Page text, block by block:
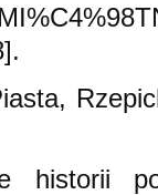
historii